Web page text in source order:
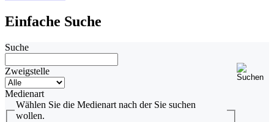
Einfache Suche
Suche
Zweigstelle
Medienart
Wählen Sie die Medienart nach der Sie suchen
wollen.